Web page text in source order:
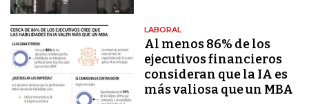
LABORAL
Al menos 86% de los
ejecutivos financieros
consideran que la IA es
más valiosa que un MBA